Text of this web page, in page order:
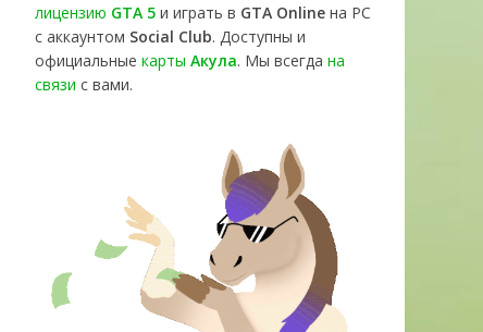
лицензию GTA 5 и играть в GTA Online на PC
с аккаунтом Social Club. Доступны и
официальные карты Акула. Мы всегда на
связи с вами.